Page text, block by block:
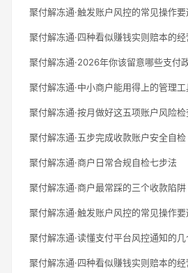
聚付解冻通·触发账户风控的常见操作要
聚付解冻通·四种看似赚钱实则赔本的经
聚付解冻通·2026年你该留意哪些支付
聚付解冻通·中小商户能用得上的管理
聚付解冻通·按月做好这五项账户风险检
聚付解冻通·五步完成收款账户安全自检
聚付解冻通·商户日常合规自检七步法
聚付解冻通·商户最常踩的三个收款陷阱
聚付解冻通·触发账户风控的常见操作要
聚付解冻通·读懂支付平台风控通知的
聚付解冻通·四种看似赚钱实则赔本的经